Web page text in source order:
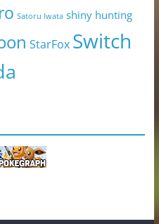
Satoru Iwata shiny hunting
StarFox Switch